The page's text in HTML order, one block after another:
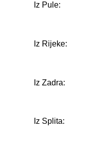
Iz Pule:
Iz Rijeke:
Iz Zadra:
Iz Splita: